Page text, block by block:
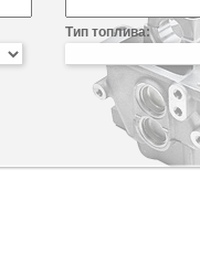
Тип топлива: